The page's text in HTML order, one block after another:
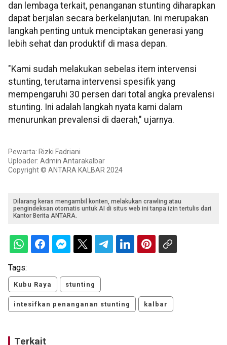
dan lembaga terkait, penanganan stunting diharapkan
dapat berjalan secara berkelanjutan. Ini merupakan
langkah penting untuk menciptakan generasi yang
lebih sehat dan produktif di masa depan.
"Kami sudah melakukan sebelas item intervensi
stunting, terutama intervensi spesifik yang
mempengaruhi 30 persen dari total angka prevalensi
stunting. Ini adalah langkah nyata kami dalam
menurunkan prevalensi di daerah," ujarnya.
Pewarta: Rizki Fadriani
Uploader: Admin Antarakalbar
Copyright © ANTARA KALBAR 2024
Dilarang keras mengambil konten, melakukan crawling atau
pengindeksan otomatis untuk AI di situs web ini tanpa izin tertulis dari
Kantor Berita ANTARA.
Tags:
Kubu Raya stunting
intesifkan penanganan stunting kalbar
Terkait